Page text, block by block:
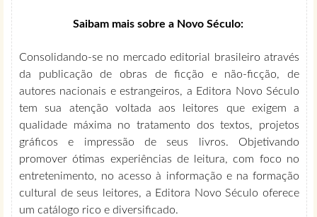
Saibam mais sobre a Novo Século:
Consolidando-se no mercado editorial brasileiro através
da publicação de obras de ficção e não-ficção, de
autores nacionais e estrangeiros, a Editora Novo Século
tem sua atenção voltada aos leitores que exigem a
qualidade máxima no tratamento dos textos, projetos
gráficos e impressão de seus livros. Objetivando
promover ótimas experiências de leitura, com foco no
entretenimento, no acesso à informação e na formação
cultural de seus leitores, a Editora Novo Século oferece
um catálogo rico e diversificado.